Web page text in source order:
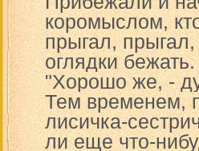
коромыслом,
прыгал, прыгал,
оглядки бежать.
"Хорошо же, -
Тем временем,
лисичка-
ли еще что-